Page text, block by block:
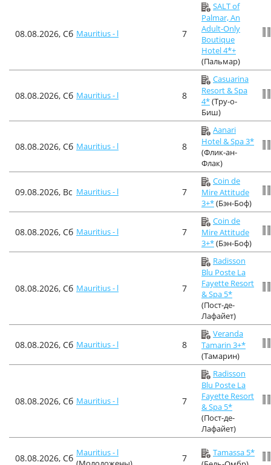
08.08.2026, Сб Mauritius - l 7
SALT of
Palmar, An
Adult-Only
Boutique
Hotel 4*+
(Пальмар)
08.08.2026, Сб Mauritius - l 8
Casuarina
Resort & Spa
4*(Тру-о-
Биш)
08.08.2026, Сб Mauritius - l 8
Aanari
Hotel & Spa 3*
(Флик-ан-
Флак)
09.08.2026, Вс Mauritius - l 7
Coin de
Mire Attitude
3+*(Бэн-Боф)
08.08.2026, Сб Mauritius - l 7
Coin de
Mire Attitude
3+*(Бэн-Боф)
08.08.2026, Сб Mauritius - l 7
Radisson
Blu Poste La
Fayette Resort
& Spa 5*
(Пост-де-
Лафайет)
08.08.2026, Сб Mauritius - l 8
Veranda
Tamarin 3+*
(Тамарин)
08.08.2026, Сб Mauritius - l 7
Radisson
Blu Poste La
Fayette Resort
& Spa 5*
(Пост-де-
Лафайет)
08.08.2026, Сб Mauritius - l
7
Tamassa 5*